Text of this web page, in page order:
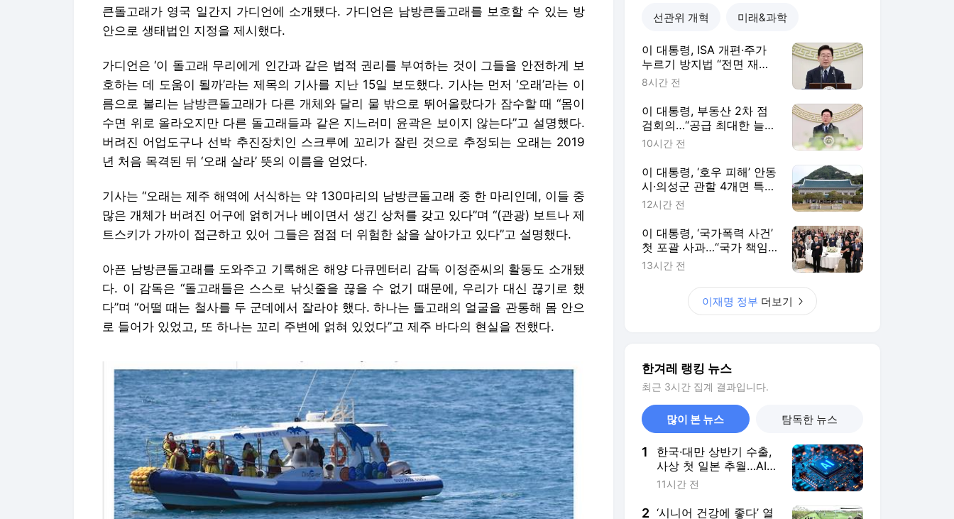
큰돌고래가 영국 일간지 가디언에 소개됐다. 가디언은 남방큰돌고래를 보호할 수 있는 방
안으로 생태법인 지정을 제시했다.
가디언은 ‘이 돌고래 무리에게 인간과 같은 법적 권리를 부여하는 것이 그들을 안전하게 보
호하는 데 도움이 될까’라는 제목의 기사를 지난 15일 보도했다. 기사는 먼저 ‘오래’라는 이
름으로 불리는 남방큰돌고래가 다른 개체와 달리 물 밖으로 뛰어올랐다가 잠수할 때 “몸이
수면 위로 올라오지만 다른 돌고래들과 같은 지느러미 윤곽은 보이지 않는다”고 설명했다.
버려진 어업도구나 선박 추진장치인 스크루에 꼬리가 잘린 것으로 추정되는 오래는 2019
년 처음 목격된 뒤 ‘오래 살라’ 뜻의 이름을 얻었다.
기사는 “오래는 제주 해역에 서식하는 약 130마리의 남방큰돌고래 중 한 마리인데, 이들 중
많은 개체가 버려진 어구에 얽히거나 베이면서 생긴 상처를 갖고 있다”며 “(관광) 보트나 제
트스키가 가까이 접근하고 있어 그들은 점점 더 위험한 삶을 살아가고 있다”고 설명했다.
아픈 남방큰돌고래를 도와주고 기록해온 해양 다큐멘터리 감독 이정준씨의 활동도 소개됐
다. 이 감독은 “돌고래들은 스스로 낚싯줄을 끊을 수 없기 때문에, 우리가 대신 끊기로 했
다”며 “어떨 때는 철사를 두 군데에서 잘라야 했다. 하나는 돌고래의 얼굴을 관통해 몸 안으
로 들어가 있었고, 또 하나는 꼬리 주변에 얽혀 있었다”고 제주 바다의 현실을 전했다.
선관위 개혁 미래&과학
이 대통령, ISA 개편·주가
누르기 방지법 “전면 재검
토“ 지시
8시간 전
이 대통령, 부동산 2차 점
검회의…“공급 최대한 늘리
고 시기도 앞당겨라”
10시간 전
이 대통령, ‘호우 피해’ 안동
시·의성군 관할 4개면 특별
재난지역 선포
12시간 전
이 대통령, ‘국가폭력 사건’
첫 포괄 사과…“국가 책임
에 유효기간 없다”
13시간 전
이재명 정부 더보기
한겨레 랭킹 뉴스
최근 3시간 집계 결과입니다.
많이 본 뉴스 탐독한 뉴스
1
한국·대만 상반기 수출,
사상 첫 일본 추월…AI
반도체가 이끌었다
11시간 전
2 ‘시니어 건강에 좋다’ 열